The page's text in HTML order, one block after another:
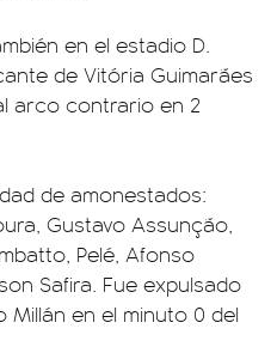
en el estadio D.
de Vitória Guimarães
arco contrario en 2
de amonestados:
Gustavo Assunção,
Pelé, Afonso
Safira. Fue expulsado
en el minuto 0 del